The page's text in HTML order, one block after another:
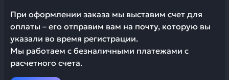
При оформлении заказа мы выставим счет для
оплаты – его отправим вам на почту, которую вы
указали во время регистрации.
Мы работаем с безналичными платежами с
расчетного счета.